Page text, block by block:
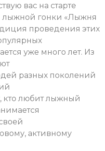
вас на старте
лыжной гонки «Лыжня
проведения этих
уже много лет. Из
разных поколений
кто любит лыжный
активному